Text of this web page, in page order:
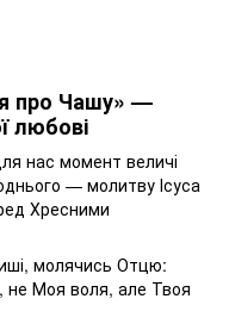
про Чашу» —
любові
нас момент величі
— молитву Ісуса
Хресними
молячись Отцю:
не Моя воля, але Твоя